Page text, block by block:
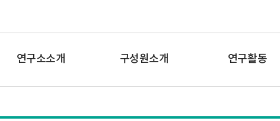
연구소소개 구성원소개 연구활동